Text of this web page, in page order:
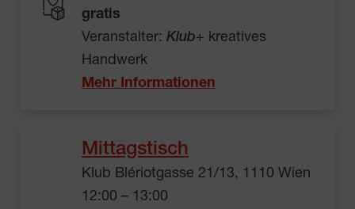
gratis
Veranstalter: Klub+ kreatives
Handwerk
Mehr Informationen
Mittagstisch
Klub Blériotgasse 21/13, 1110 Wien
12:00 – 13:00